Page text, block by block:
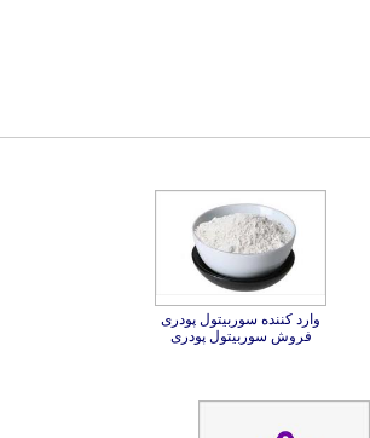
وارد کننده سوربیتول پودری
فروش سوربیتول پودری